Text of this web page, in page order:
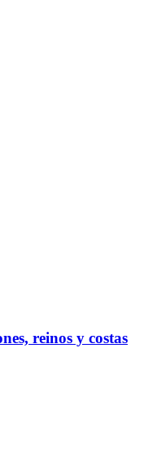
reinos y costas